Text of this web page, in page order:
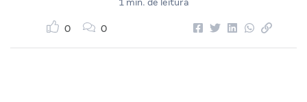
1 min. de leitura
0 0